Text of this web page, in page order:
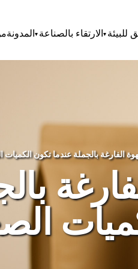
للبيئة الارتقاء بالصناعة المدونة